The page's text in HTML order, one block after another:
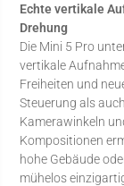
Echte vertikale
Drehung
Die Mini 5 Pro
vertikale
Freiheiten und
Steuerung als
Kamerawinkeln
Kompositionen
hohe Gebäude
mühelos